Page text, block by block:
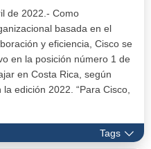
de 2022.- Como
basada en el
y eficiencia, Cisco se
en la posición número 1 de
en Costa Rica, según
edición 2022. “Para Cisco,
Tags